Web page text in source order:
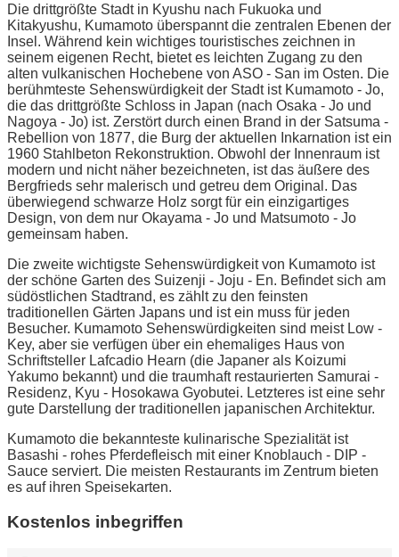
Die drittgrößte Stadt in Kyushu nach Fukuoka und
Kitakyushu, Kumamoto überspannt die zentralen Ebenen der
Insel. Während kein wichtiges touristisches zeichnen in
seinem eigenen Recht, bietet es leichten Zugang zu den
alten vulkanischen Hochebene von ASO - San im Osten. Die
berühmteste Sehenswürdigkeit der Stadt ist Kumamoto - Jo,
die das drittgrößte Schloss in Japan (nach Osaka - Jo und
Nagoya - Jo) ist. Zerstört durch einen Brand in der Satsuma -
Rebellion von 1877, die Burg der aktuellen Inkarnation ist ein
1960 Stahlbeton Rekonstruktion. Obwohl der Innenraum ist
modern und nicht näher bezeichneten, ist das äußere des
Bergfrieds sehr malerisch und getreu dem Original. Das
überwiegend schwarze Holz sorgt für ein einzigartiges
Design, von dem nur Okayama - Jo und Matsumoto - Jo
gemeinsam haben.
Die zweite wichtigste Sehenswürdigkeit von Kumamoto ist
der schöne Garten des Suizenji - Joju - En. Befindet sich am
südöstlichen Stadtrand, es zählt zu den feinsten
traditionellen Gärten Japans und ist ein muss für jeden
Besucher. Kumamoto Sehenswürdigkeiten sind meist Low -
Key, aber sie verfügen über ein ehemaliges Haus von
Schriftsteller Lafcadio Hearn (die Japaner als Koizumi
Yakumo bekannt) und die traumhaft restaurierten Samurai -
Residenz, Kyu - Hosokawa Gyobutei. Letzteres ist eine sehr
gute Darstellung der traditionellen japanischen Architektur.
Kumamoto die bekannteste kulinarische Spezialität ist
Basashi - rohes Pferdefleisch mit einer Knoblauch - DIP -
Sauce serviert. Die meisten Restaurants im Zentrum bieten
es auf ihren Speisekarten.
Kostenlos inbegriffen